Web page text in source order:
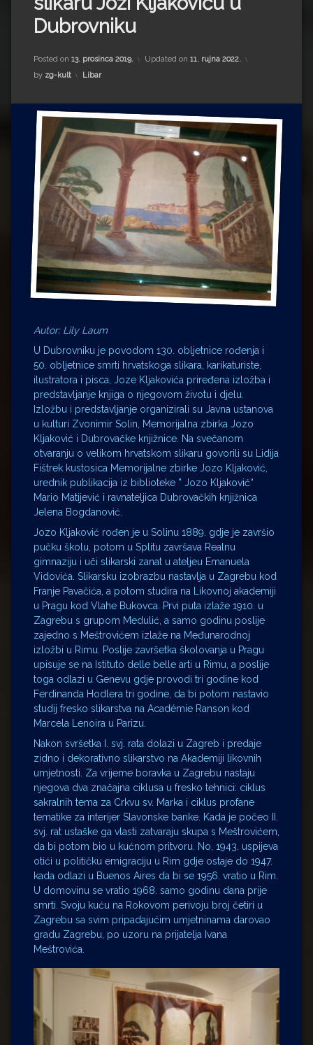
Impressum
Milenko Strižak
Drugi autori
Drugi autori
Matea Andrić
Ljiljana Lekanić-Kljaić
Željko Krznarić
Mario Lovreković
Miroslav Šantek
Dubrovniku
Posted on 13. prosinca 2019. Updated on 11. rujna 2022.
by zg-kult Kategorije:
Libar
Autor: Lily Laum
U Dubrovniku je povodom 130. obljetnice rođenja i
50. obljetnice smrti hrvatskoga slikara, karikaturiste,
ilustratora i pisca, Joze Kljakovića priređena izložba i
predstavljanje knjiga o njegovom životu i djelu.
Izložbu i predstavljanje organizirali su Javna ustanova
u kulturi Zvonimir Solin, Memorijalna zbirka Jozo
Kljaković i Dubrovačke knjižnice. Na svečanom
otvaranju o velikom hrvatskom slikaru govorili su Lidija
Fištrek kustosica Memorijalne zbirke Jozo Kljaković,
urednik publikacija iz biblioteke ” Jozo Kljaković“
Mario Matijević i ravnateljica Dubrovačkih knjižnica
Jelena Bogdanović.
Jozo Kljaković rođen je u Solinu 1889. gdje je završio
pučku školu, potom u Splitu završava Realnu
gimnaziju i uči slikarski zanat u ateljeu Emanuela
Vidovića. Slikarsku izobrazbu nastavlja u Zagrebu kod
Franje Pavačića, a potom studira na Likovnoj akademiji
u Pragu kod Vlahe Bukovca. Prvi puta izlaže 1910. u
Zagrebu s grupom Medulić, a samo godinu poslije
zajedno s Meštrovićem izlaže na Međunarodnoj
izložbi u Rimu. Poslije završetka školovanja u Pragu
upisuje se na Istituto delle belle arti u Rimu, a poslije
toga odlazi u Genevu gdje provodi tri godine kod
Ferdinanda Hodlera tri godine, da bi potom nastavio
studij fresko slikarstva na Académie Ranson kod
Marcela Lenoira u Parizu.
Nakon svršetka I. svj. rata dolazi u Zagreb i predaje
zidno i dekorativno slikarstvo na Akademiji likovnih
umjetnosti. Za vrijeme boravka u Zagrebu nastaju
njegova dva značajna ciklusa u fresko tehnici: ciklus
sakralnih tema za Crkvu sv. Marka i ciklus profane
tematike za interijer Slavonske banke. Kada je počeo II.
svj. rat ustaške ga vlasti zatvaraju skupa s Meštrovićem,
da bi potom bio u kućnom pritvoru. No, 1943. uspijeva
otići u političku emigraciju u Rim gdje ostaje do 1947.
kada odlazi u Buenos Aires da bi se 1956. vratio u Rim.
U domovinu se vratio 1968. samo godinu dana prije
smrti. Svoju kuću na Rokovom perivoju broj četiri u
Zagrebu sa svim pripadajućim umjetninama darovao
gradu Zagrebu, po uzoru na prijatelja Ivana
Meštrovića.